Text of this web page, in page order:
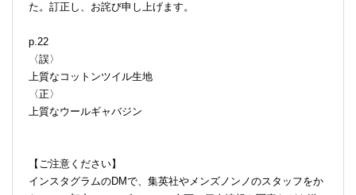
た。訂正し、お詫び申し上げます。
p.22
〈誤〉
上質なコットンツイル生地
〈正〉
上質なウールギャバジン
【ご注意ください】
インスタグラムのDMで、集英社やメンズノンノのスタッフをか